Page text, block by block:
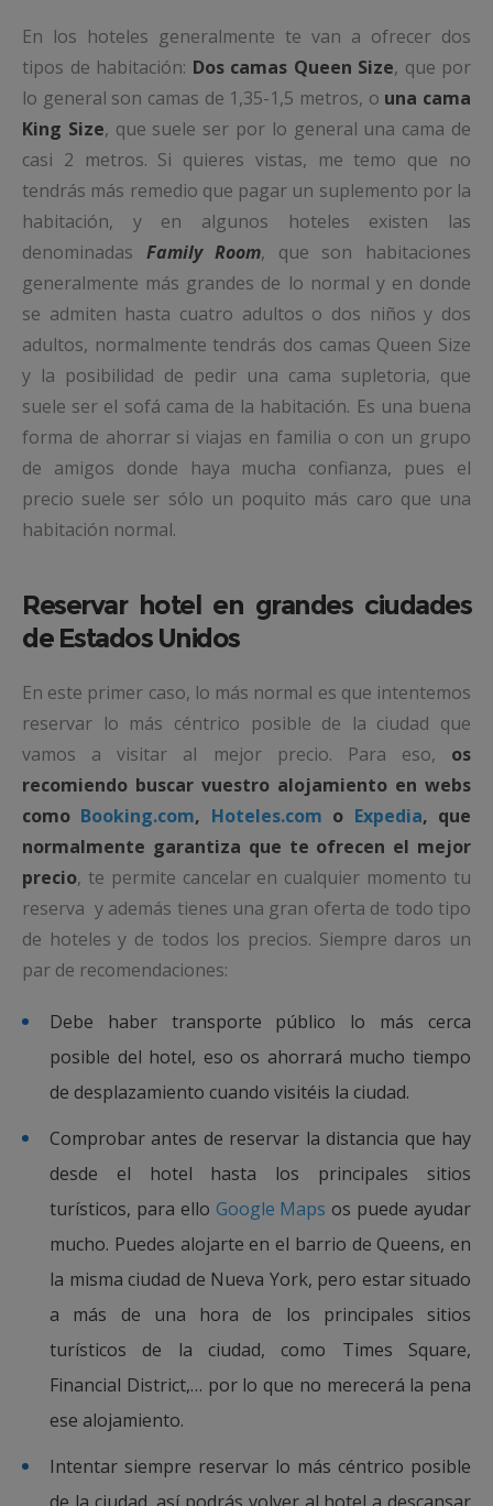
En los hoteles generalmente te van a ofrecer dos
tipos de habitación: Dos camas Queen Size, que por
lo general son camas de 1,35-1,5 metros, o una cama
King Size, que suele ser por lo general una cama de
casi 2 metros. Si quieres vistas, me temo que no
tendrás más remedio que pagar un suplemento por la
habitación, y en algunos hoteles existen las
denominadas Family Room, que son habitaciones
generalmente más grandes de lo normal y en donde
se admiten hasta cuatro adultos o dos niños y dos
adultos, normalmente tendrás dos camas Queen Size
y la posibilidad de pedir una cama supletoria, que
suele ser el sofá cama de la habitación. Es una buena
forma de ahorrar si viajas en familia o con un grupo
de amigos donde haya mucha confianza, pues el
precio suele ser sólo un poquito más caro que una
habitación normal.
Reservar hotel en grandes ciudades
de Estados Unidos
En este primer caso, lo más normal es que intentemos
reservar lo más céntrico posible de la ciudad que
vamos a visitar al mejor precio. Para eso, os
recomiendo buscar vuestro alojamiento en webs
como Booking.com, Hoteles.com o Expedia, que
normalmente garantiza que te ofrecen el mejor
precio, te permite cancelar en cualquier momento tu
reserva y además tienes una gran oferta de todo tipo
de hoteles y de todos los precios. Siempre daros un
par de recomendaciones:
Debe haber transporte público lo más cerca
posible del hotel, eso os ahorrará mucho tiempo
de desplazamiento cuando visitéis la ciudad.
Comprobar antes de reservar la distancia que hay
desde el hotel hasta los principales sitios
turísticos, para ello Google Maps os puede ayudar
mucho. Puedes alojarte en el barrio de Queens, en
la misma ciudad de Nueva York, pero estar situado
a más de una hora de los principales sitios
turísticos de la ciudad, como Times Square,
Financial District,… por lo que no merecerá la pena
ese alojamiento.
Intentar siempre reservar lo más céntrico posible